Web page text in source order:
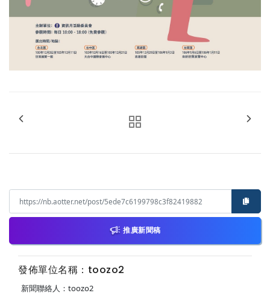
推廣新聞稿
發佈單位名稱：toozo2
新聞聯絡人：toozo2